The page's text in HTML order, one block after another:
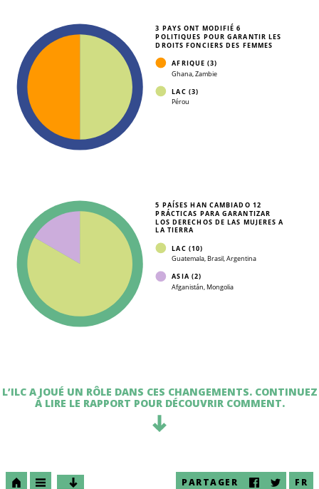
L’ILC A JOUÉ UN RÔLE DANS CES CHANGEMENTS. CONTINUEZ
À LIRE LE RAPPORT POUR DÉCOUVRIR COMMENT.
PARTAGER FR